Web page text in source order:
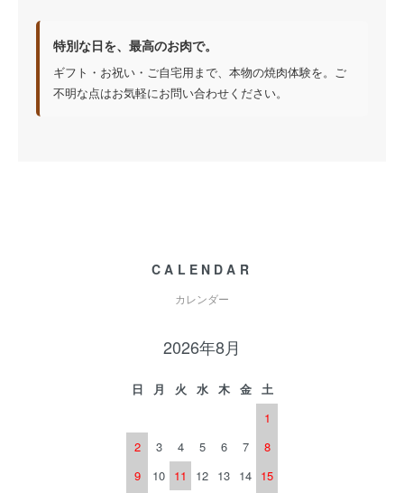
特別な日を、最高のお肉で。
ギフト・お祝い・ご自宅用まで、本物の焼肉体験を。ご
不明な点はお気軽にお問い合わせください。
CALENDAR
カレンダー
2026年8月
日 月 火 水 木 金
土
1
2
3 4 5 6 7
8
9
10 11 12 13 14 15